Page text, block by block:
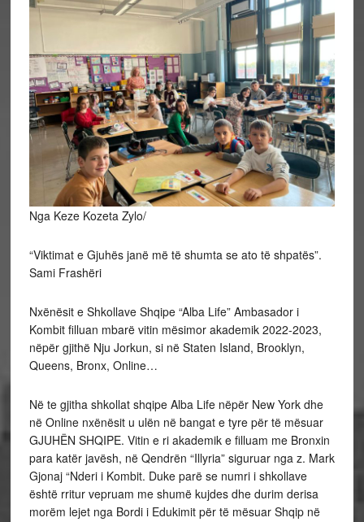
Nga Keze Kozeta Zylo/
“Viktimat e Gjuhës janë më të shumta se ato të shpatës”.
Sami Frashëri
Nxënësit e Shkollave Shqipe “Alba Life” Ambasador i
Kombit filluan mbarë vitin mësimor akademik 2022-2023,
nëpër gjithë Nju Jorkun, si në Staten Island, Brooklyn,
Queens, Bronx, Online…
Në te gjitha shkollat shqipe Alba Life nëpër New York dhe
në Online nxënësit u ulën në bangat e tyre për të mësuar
GJUHËN SHQIPE. Vitin e ri akademik e filluam me Bronxin
para katër javësh, në Qendrën “Illyria” siguruar nga z. Mark
Gjonaj “Nderi i Kombit. Duke parë se numri i shkollave
është rritur vepruam me shumë kujdes dhe durim derisa
morëm lejet nga Bordi i Edukimit për të mësuar Shqip në